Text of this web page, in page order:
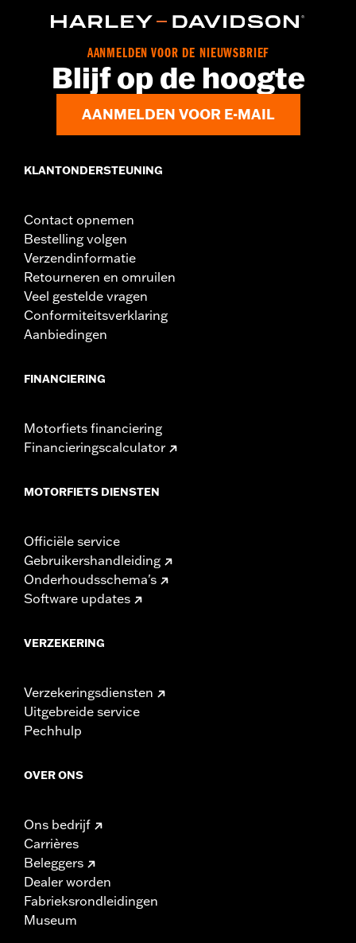
Installatie-instructies
4 bolkopbouten
AANMELDEN VOOR DE NIEUWSBRIEF
Blijf op de hoogte
AANMELDEN VOOR E-MAIL
KLANTONDERSTEUNING
Contact opnemen
Bestelling volgen
Verzendinformatie
Retourneren en omruilen
Veel gestelde vragen
Conformiteitsverklaring
Aanbiedingen
FINANCIERING
Motorfiets financiering
Financieringscalculator
MOTORFIETS DIENSTEN
Officiële service
Gebruikershandleiding
Onderhoudsschema's
Software updates
VERZEKERING
Verzekeringsdiensten
Uitgebreide service
Pechhulp
OVER ONS
Ons bedrijf
Carrières
Beleggers
Dealer worden
Fabrieksrondleidingen
Museum